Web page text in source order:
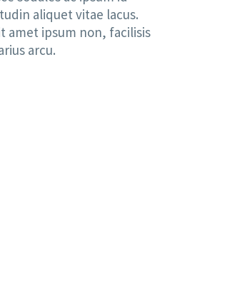
aliquet vitae lacus.
amet ipsum non, facilisis
arcu.